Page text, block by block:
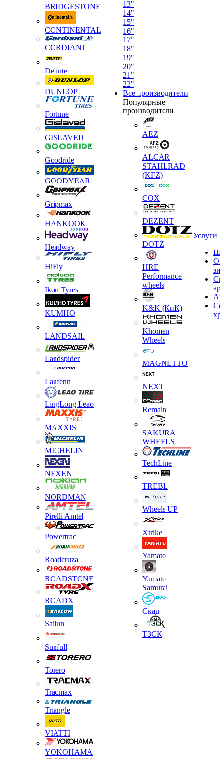
BRIDGESTONE
CONTINENTAL
CORDIANT
Delinte
DUNLOP
Fortune
GISLAVED
Goodride
GOODYEAR
Gripmax
HANKOOK
Headway
HiFly
Ikon Tyres
KUMHO
LANDSAIL
Landspider
Laufenn
LingLong Leao
MAXXIS
MICHELIN
NEXEN
NORDMAN
Pirelli Amtel
Powertrac
Roadcruza
ROADSTONE
ROADX
Sailun
Sunfull
Torero
Tracmax
Triangle
VIATTI
YOKOHAMA
13"
14"
15"
16"
17"
18"
19"
20"
21"
22"
Все производители
Популярные
производители
AEZ
ALCAR
STAHLRAD
(KFZ)
COX
DEZENT
DOTZ
HRE
Performance
wheels
K&K (КиК)
Khomen
Wheels
MAGNETTO
NEXT
Remain
SAKURA
WHEELS
TechLine
TREBL
Wheels UP
Xtrike
Yamato
Yamato
Samurai
Скад
ТЗСК
Услуги